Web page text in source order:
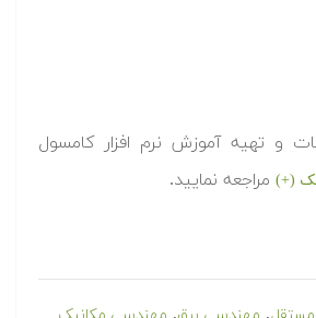
و تهیه آموزش نرم افزار کامسول
(+) مراجعه نمایید.